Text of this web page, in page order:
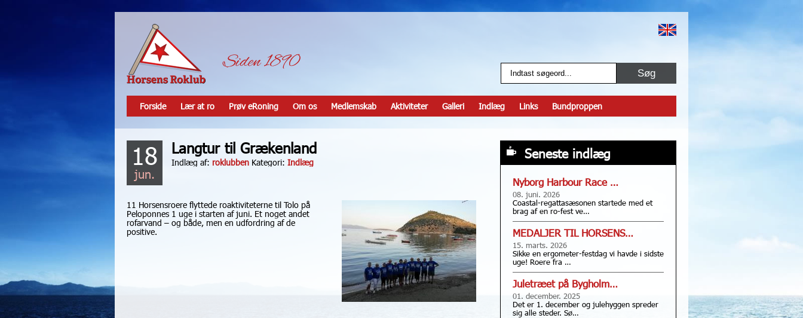
Forside Lær at ro Prøv eRoning Om os Medlemskab Aktiviteter Galleri Indlæg Links Bundproppen
18
jun.
Langtur til Grækenland
Indlæg af: roklubben Kategori: Indlæg
11 Horsensroere flyttede roaktiviteterne til Tolo på
Peloponnes 1 uge i starten af juni. Et noget andet
rofarvand – og både, men en udfordring af de
positive.
Seneste indlæg
Nyborg Harbour Race …
08. juni. 2026
Coastal-regattasæsonen startede med et
brag af en ro-fest ve…
MEDALJER TIL HORSENS…
15. marts. 2026
Sikke en ergometer-festdag vi havde i sidste
uge! Roere fra …
Juletræet på Bygholm…
01. december. 2025
Det er 1. december og julehyggen spreder
sig alle steder. Sø…